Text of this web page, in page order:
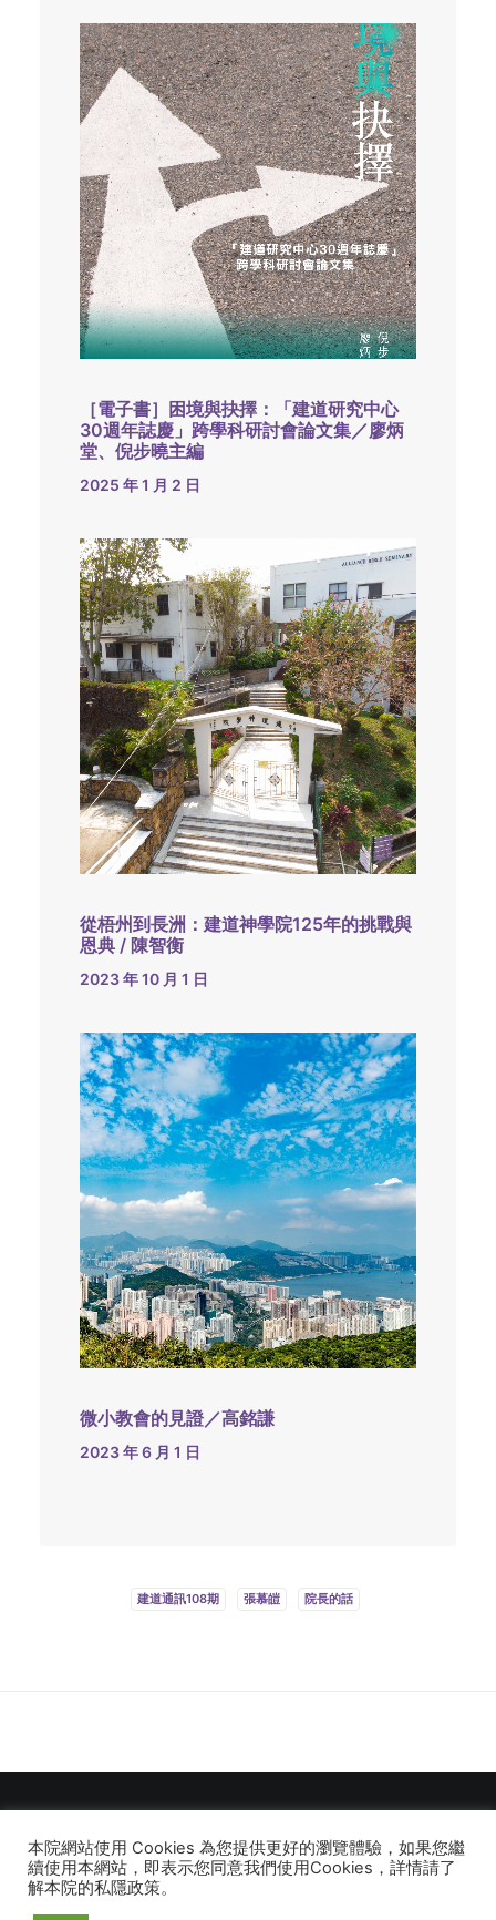
［電子書］困境與抉擇：「建道研究中心
30週年誌慶」跨學科研討會論文集／廖炳
堂、倪步曉主編
2025 年 1 月 2 日
從梧州到長洲：建道神學院125年的挑戰與
恩典 / 陳智衡
2023 年 10 月 1 日
微小教會的見證／高銘謙
2023 年 6 月 1 日
建道通訊108期 張慕皚 院長的話
© 2026 建道神學院Alliance Bible Seminary. All rights reserved
本院網站使用 Cookies 為您提供更好的瀏覽體驗，如果您繼
續使用本網站，即表示您同意我們使用Cookies，詳情請了
解本院的私隱政策。